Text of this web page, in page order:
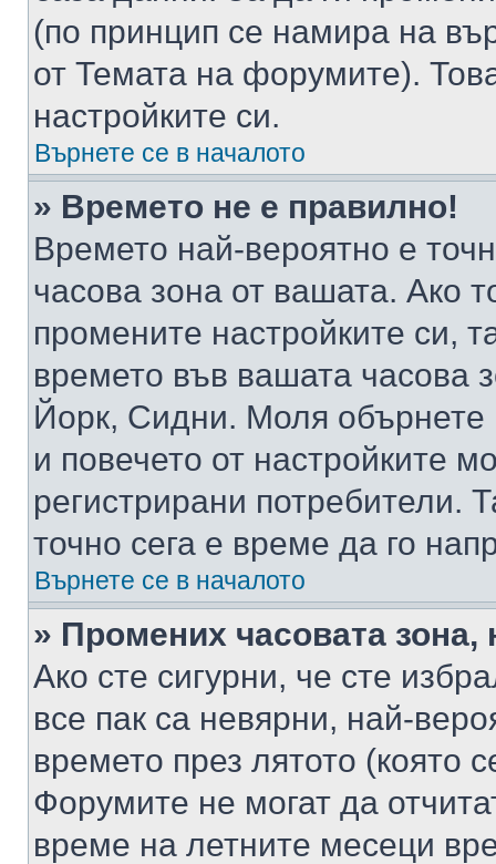
(по принцип се намира на
от Темата на форумите).
настройките си.
Върнете се в началото
» Времето не е правилно!
Времето най-вероятно е
часова зона от вашата. Ако
промените настройките си,
времето във вашата
Йорк, Сидни. Моля обърнете
и повечето от настройките
регистрирани потребители.
точно сега е време да го
Върнете се в началото
» Промених часовата
Ако сте сигурни, че сте
все пак са невярни, най-
времето през лятото (която
Форумите не могат да
време на летните месеци